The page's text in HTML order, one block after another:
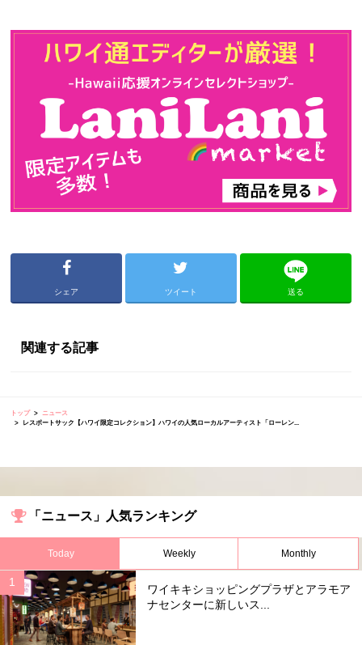
シェア ツイート 送る
関連する記事
トップ
ニュース
レスポートサック【ハワイ限定コレクション】ハワイの人気ローカルアーティスト「ローレン...
「ニュース」人気ランキング
Today Weekly Monthly
ワイキキショッピングプラザとアラモア
ナセンターに新しいス...